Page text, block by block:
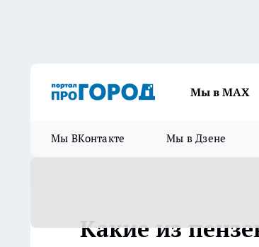
Мы в МАХ
Мы ВКонтакте Мы в Дзене
Какие из